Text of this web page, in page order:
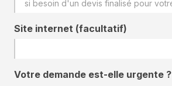
Site internet (facultatif)
Votre demande est-elle urgente ?